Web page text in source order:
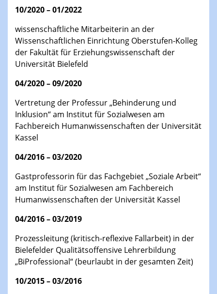
10/2020 – 01/2022
wissenschaftliche Mitarbeiterin an der
Wissenschaftlichen Einrichtung Oberstufen-Kolleg
der Fakultät für Erziehungswissenschaft der
Universität Bielefeld
04/2020 – 09/2020
Vertretung der Professur „Behinderung und
Inklusion“ am Institut für Sozialwesen am
Fachbereich Humanwissenschaften der Universität
Kassel
04/2016 – 03/2020
Gastprofessorin für das Fachgebiet „Soziale Arbeit“
am Institut für Sozialwesen am Fachbereich
Humanwissenschaften der Universität Kassel
04/2016 – 03/2019
Prozessleitung (kritisch-reflexive Fallarbeit) in der
Bielefelder Qualitätsoffensive Lehrerbildung
„BiProfessional“ (beurlaubt in der gesamten Zeit)
10/2015 – 03/2016